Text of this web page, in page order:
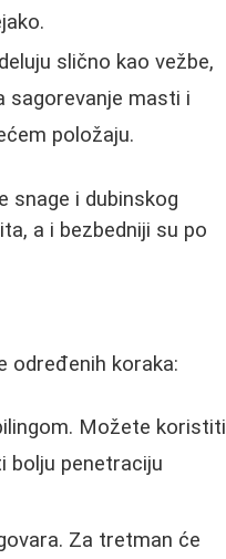
slično kao vežbe,
sagorevanje masti i
položaju.
snage i dubinskog
a i bezbedniji su po
određenih koraka:
Možete koristiti
bolju penetraciju
Za tretman će